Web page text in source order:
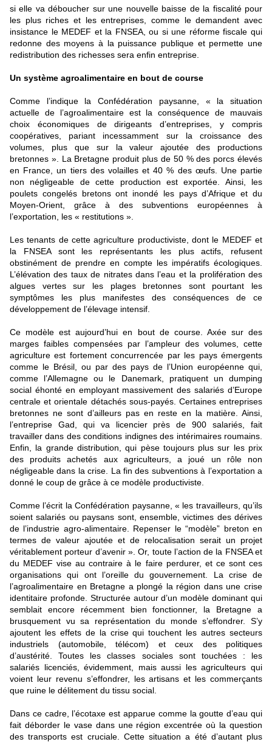
si elle va déboucher sur une nouvelle baisse de la fiscalité pour
les plus riches et les entreprises, comme le demandent avec
insistance le MEDEF et la FNSEA, ou si une réforme fiscale qui
redonne des moyens à la puissance publique et permette une
redistribution des richesses sera enfin entreprise.
Un système agroalimentaire en bout de course
Comme l’indique la Confédération paysanne, « la situation
actuelle de l’agroalimentaire est la conséquence de mauvais
choix économiques de dirigeants d’entreprises, y compris
coopératives, pariant incessamment sur la croissance des
volumes, plus que sur la valeur ajoutée des productions
bretonnes ». La Bretagne produit plus de 50 % des porcs élevés
en France, un tiers des volailles et 40 % des œufs. Une partie
non négligeable de cette production est exportée. Ainsi, les
poulets congelés bretons ont inondé les pays d’Afrique et du
Moyen-Orient, grâce à des subventions européennes à
l’exportation, les « restitutions ».
Les tenants de cette agriculture productiviste, dont le MEDEF et
la FNSEA sont les représentants les plus actifs, refusent
obstinément de prendre en compte les impératifs écologiques.
L’élévation des taux de nitrates dans l’eau et la prolifération des
algues vertes sur les plages bretonnes sont pourtant les
symptômes les plus manifestes des conséquences de ce
développement de l’élevage intensif.
Ce modèle est aujourd’hui en bout de course. Axée sur des
marges faibles compensées par l’ampleur des volumes, cette
agriculture est fortement concurrencée par les pays émergents
comme le Brésil, ou par des pays de l’Union européenne qui,
comme l’Allemagne ou le Danemark, pratiquent un dumping
social éhonté en employant massivement des salariés d’Europe
centrale et orientale détachés sous-payés. Certaines entreprises
bretonnes ne sont d’ailleurs pas en reste en la matière. Ainsi,
l’entreprise Gad, qui va licencier près de 900 salariés, fait
travailler dans des conditions indignes des intérimaires roumains.
Enfin, la grande distribution, qui pèse toujours plus sur les prix
des produits achetés aux agriculteurs, a joué un rôle non
négligeable dans la crise. La fin des subventions à l’exportation a
donné le coup de grâce à ce modèle productiviste.
Comme l’écrit la Confédération paysanne, « les travailleurs, qu’ils
soient salariés ou paysans sont, ensemble, victimes des dérives
de l’industrie agro-alimentaire. Repenser le “modèle” breton en
termes de valeur ajoutée et de relocalisation serait un projet
véritablement porteur d’avenir ». Or, toute l’action de la FNSEA et
du MEDEF vise au contraire à le faire perdurer, et ce sont ces
organisations qui ont l’oreille du gouvernement. La crise de
l’agroalimentaire en Bretagne a plongé la région dans une crise
identitaire profonde. Structurée autour d’un modèle dominant qui
semblait encore récemment bien fonctionner, la Bretagne a
brusquement vu sa représentation du monde s’effondrer. S’y
ajoutent les effets de la crise qui touchent les autres secteurs
industriels (automobile, télécom) et ceux des politiques
d’austérité. Toutes les classes sociales sont touchées : les
salariés licenciés, évidemment, mais aussi les agriculteurs qui
voient leur revenu s’effondrer, les artisans et les commerçants
que ruine le délitement du tissu social.
Dans ce cadre, l’écotaxe est apparue comme la goutte d’eau qui
fait déborder le vase dans une région excentrée où la question
des transports est cruciale. Cette situation a été d’autant plus